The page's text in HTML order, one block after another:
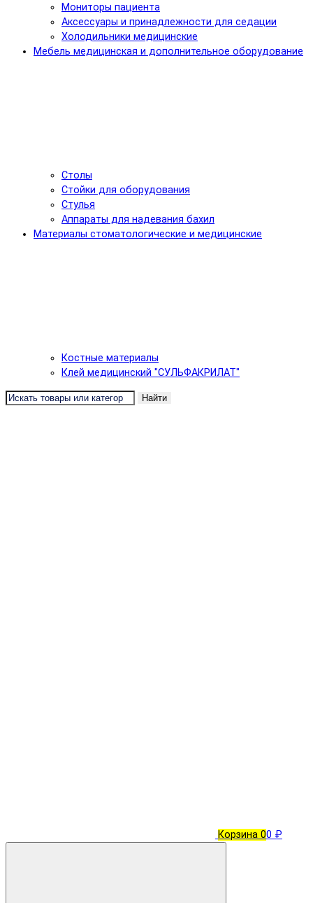
Мониторы пациента
Аксессуары и принадлежности для седации
Холодильники медицинские
Мебель медицинская и дополнительное оборудование
Столы
Стойки для оборудования
Стулья
Аппараты для надевания бахил
Материалы стоматологические и медицинские
Костные материалы
Клей медицинский "СУЛЬФАКРИЛАТ"
Найти
Корзина 00 ₽